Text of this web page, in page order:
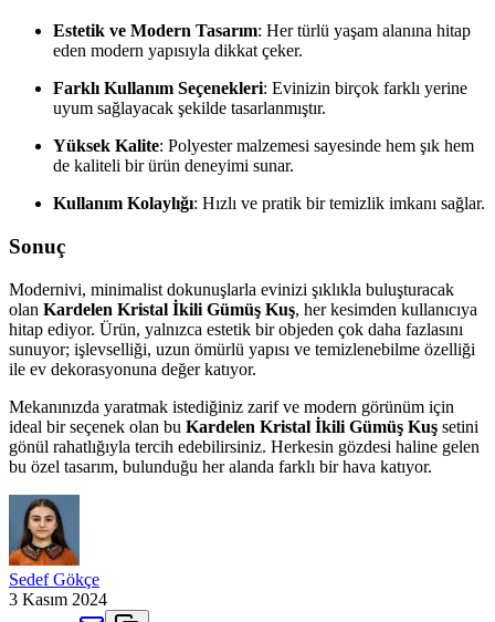
Estetik ve Modern Tasarım: Her türlü yaşam alanına hitap
eden modern yapısıyla dikkat çeker.
Farklı Kullanım Seçenekleri: Evinizin birçok farklı yerine
uyum sağlayacak şekilde tasarlanmıştır.
Yüksek Kalite: Polyester malzemesi sayesinde hem şık hem
de kaliteli bir ürün deneyimi sunar.
Kullanım Kolaylığı: Hızlı ve pratik bir temizlik imkanı sağlar.
Sonuç
Modernivi, minimalist dokunuşlarla evinizi şıklıkla buluşturacak
olan Kardelen Kristal İkili Gümüş Kuş, her kesimden kullanıcıya
hitap ediyor. Ürün, yalnızca estetik bir objeden çok daha fazlasını
sunuyor; işlevselliği, uzun ömürlü yapısı ve temizlenebilme özelliği
ile ev dekorasyonuna değer katıyor.
Mekanınızda yaratmak istediğiniz zarif ve modern görünüm için
ideal bir seçenek olan bu Kardelen Kristal İkili Gümüş Kuş setini
gönül rahatlığıyla tercih edebilirsiniz. Herkesin gözdesi haline gelen
bu özel tasarım, bulunduğu her alanda farklı bir hava katıyor.
Sedef Gökçe
3 Kasım 2024